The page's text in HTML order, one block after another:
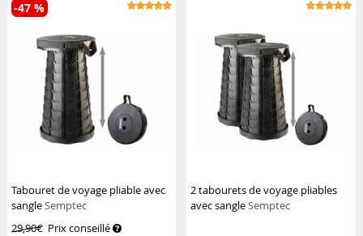
Tabouret de voyage pliable avec
sangleSemptec
29,90€ Prix conseillé
-47 %
2 tabourets de voyage pliables
avec sangleSemptec